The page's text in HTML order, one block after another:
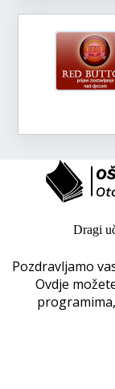
Dragi
Pozdravljamo
Ovdje